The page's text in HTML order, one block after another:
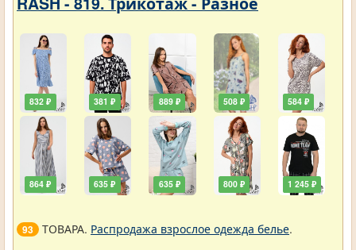
832 ₽
864 ₽
381 ₽
635 ₽
889 ₽
635 ₽
508 ₽
800 ₽
584 ₽
1 245 ₽
93 ТОВАРА. Распродажа взрослое одежда белье.